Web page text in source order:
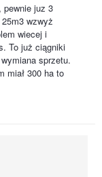
pewnie juz 3
wzwyż
wiecej i
To już ciągniki
sprzetu.
miał 300 ha to